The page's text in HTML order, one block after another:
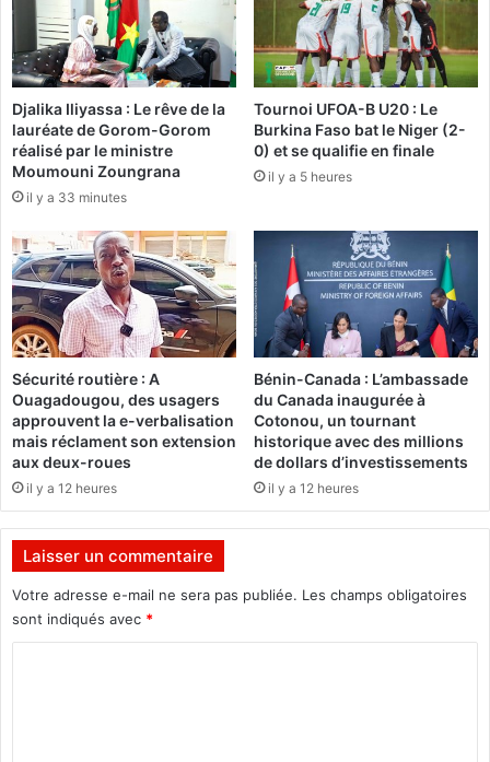
e
d
a
n
c
e
d
e
’
A
z
a
w
a
d
d
B
i
n
g
u
w
a
u
t
h
a
r
k
a
u
i
e
u
n
a
r
Djalika Iliyassa : Le rêve de la
lauréate de Gorom-Gorom
réalisé par le ministre
Moumouni Zoungrana
il y a 33 minutes
Tournoi UFOA-B U20 : Le
Burkina Faso bat le Niger (2-
0) et se qualifie en finale
il y a 5 heures
Sécurité routière : A
Ouagadougou, des usagers
approuvent la e-verbalisation
mais réclament son extension
aux deux-roues
il y a 12 heures
Bénin-Canada : L’ambassade
du Canada inaugurée à
Cotonou, un tournant
historique avec des millions
de dollars d’investissements
il y a 12 heures
Laisser un commentaire
Votre adresse e-mail ne sera pas publiée. Les champs obligatoires
sont indiqués avec *